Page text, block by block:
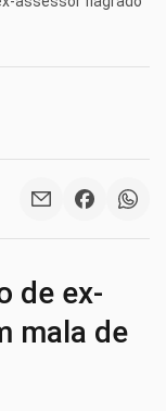
de ex-
mala de